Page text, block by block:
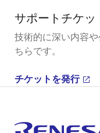
サポートチケッ
技術的に深い内容
ちらです。
チケットを発行